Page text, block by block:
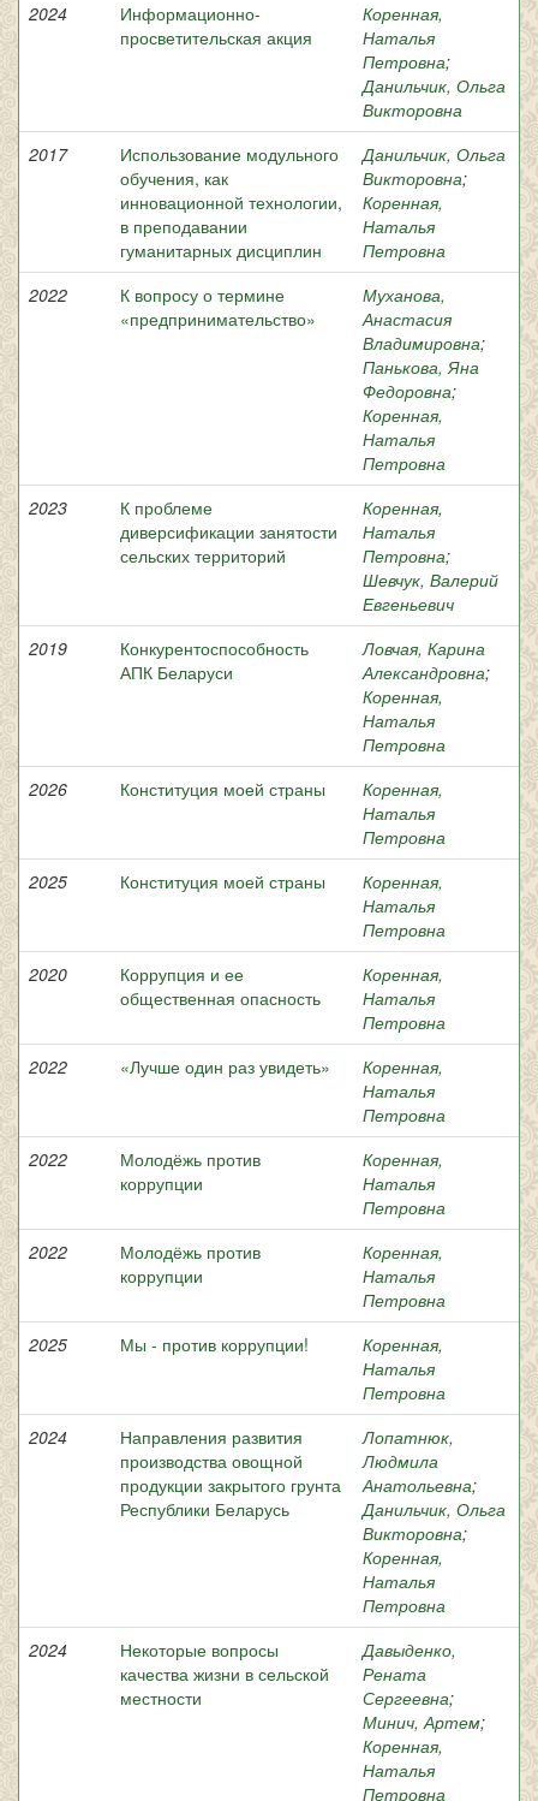
2024
Информационно-
просветительская акция
Коренная,
Наталья
Петровна;
Данильчик, Ольга
Викторовна
2017
Использование модульного
обучения, как
инновационной технологии,
в преподавании
гуманитарных дисциплин
Данильчик, Ольга
Викторовна;
Коренная,
Наталья
Петровна
2022
К вопросу о термине
«предпринимательство»
Муханова,
Анастасия
Владимировна;
Панькова, Яна
Федоровна;
Коренная,
Наталья
Петровна
2023
К проблеме
диверсификации занятости
сельских территорий
Коренная,
Наталья
Петровна;
Шевчук, Валерий
Евгеньевич
2019
Конкурентоспособность
АПК Беларуси
Ловчая, Карина
Александровна;
Коренная,
Наталья
Петровна
2026
Конституция моей страны
Коренная,
Наталья
Петровна
2025
Конституция моей страны
Коренная,
Наталья
Петровна
2020
Коррупция и ее
общественная опасность
Коренная,
Наталья
Петровна
2022
«Лучше один раз увидеть»
Коренная,
Наталья
Петровна
2022
Молодёжь против
коррупции
Коренная,
Наталья
Петровна
2022
Молодёжь против
коррупции
Коренная,
Наталья
Петровна
2025
Мы - против коррупции!
Коренная,
Наталья
Петровна
2024
Направления развития
производства овощной
продукции закрытого грунта
Республики Беларусь
Лопатнюк,
Людмила
Анатольевна;
Данильчик, Ольга
Викторовна;
Коренная,
Наталья
Петровна
2024
Некоторые вопросы
качества жизни в сельской
местности
Давыденко,
Рената
Сергеевна;
Минич, Артем;
Коренная,
Наталья
Петровна